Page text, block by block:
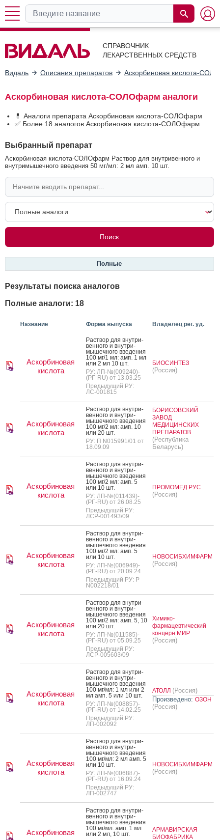
СПРАВОЧНИК
ЛЕКАРСТВЕННЫХ СРЕДСТВ
Видаль Описания препаратов Аскорбиновая кислота-
Аскорбиновая кислота-СОЛОфарм аналоги
💊 Аналоги препарата Аскорбиновая кислота-СОЛОфарм
✅ Более 18 аналогов Аскорбиновая кислота-СОЛОфарм
Выбранный препарат
Аскорбиновая кислота-СОЛОфарм Раствор для внутривенного и
внутримышечного введения 50 мг/мл: 2 мл амп. 10 шт.
Полные
Результаты поиска аналогов
Полные аналоги: 18
Название Форма выпуска Владелец рег. уд.
Аскорбиновая
кислота
Рас­твор для внут­ри­
вен­но­го и внут­ри­
мышеч­но­го вве­дения
100 мг/1 мл: амп. 1 мл
или 2 мл 10 шт.
РУ: ЛП-№(009240)-
(РГ-RU) от 13.03.25
Предыдущий РУ:
ЛС-001815
БИОСИНТЕЗ
(Россия)
Аскорбиновая
кислота
Рас­твор для внут­ри­
вен­но­го и внут­ри­
мышеч­но­го вве­дения
100 мг/2 мл: амп. 10
или 20 шт.
РУ: П N015991/01 от
18.09.09
БОРИСОВСКИЙ
ЗАВОД
МЕДИЦИНСКИХ
ПРЕПАРАТОВ
(Республика
Беларусь)
Аскорбиновая
кислота
Рас­твор для внут­ри­
вен­но­го и внут­ри­
мышеч­но­го вве­дения
100 мг/2 мл: амп. 5
или 10 шт.
РУ: ЛП-№(011439)-
(РГ-RU) от 26.08.25
Предыдущий РУ:
ЛСР-001493/09
ПРОМОМЕД РУС
(Россия)
Аскорбиновая
кислота
Рас­твор для внут­ри­
вен­но­го и внут­ри­
мышеч­но­го вве­дения
100 мг/2 мл: амп. 5
или 10 шт.
РУ: ЛП-№(006949)-
(РГ-RU) от 20.09.24
Предыдущий РУ: Р
N002218/01
НОВОСИБХИМФАРМ
(Россия)
Аскорбиновая
кислота
Рас­твор для внут­ри­
вен­но­го и внут­ри­
мышеч­но­го вве­дения
100 мг/2 мл: амп. 5, 10
или 20 шт.
РУ: ЛП-№(011585)-
(РГ-RU) от 05.09.25
Предыдущий РУ:
ЛСР-005603/09
Химико-
фармацевтический
концерн МИР
(Россия)
Аскорбиновая
кислота
Рас­твор для внут­ри­
вен­но­го и внут­ри­
мышеч­но­го вве­дения
100 мг/мл: 1 мл или 2
мл амп. 5 или 10 шт.
РУ: ЛП-№(008857)-
(РГ-RU) от 14.02.25
Предыдущий РУ:
ЛП-002092
АТОЛЛ (Россия)
Произведено: ОЗОН
(Россия)
Аскорбиновая
кислота
Рас­твор для внут­ри­
вен­но­го и внут­ри­
мышеч­но­го вве­дения
100 мг/мл: 2 мл амп. 5
или 10 шт.
РУ: ЛП-№(006887)-
(РГ-RU) от 16.09.24
Предыдущий РУ:
ЛП-002747
НОВОСИБХИМФАРМ
(Россия)
Аскорбиновая
Рас­твор для внут­ри­
вен­но­го и внут­ри­
мышеч­но­го вве­дения
100 мг/мл: амп. 1 мл
или 2 мл, 10 шт.
АРМАВИРСКАЯ
БИОФАБРИКА